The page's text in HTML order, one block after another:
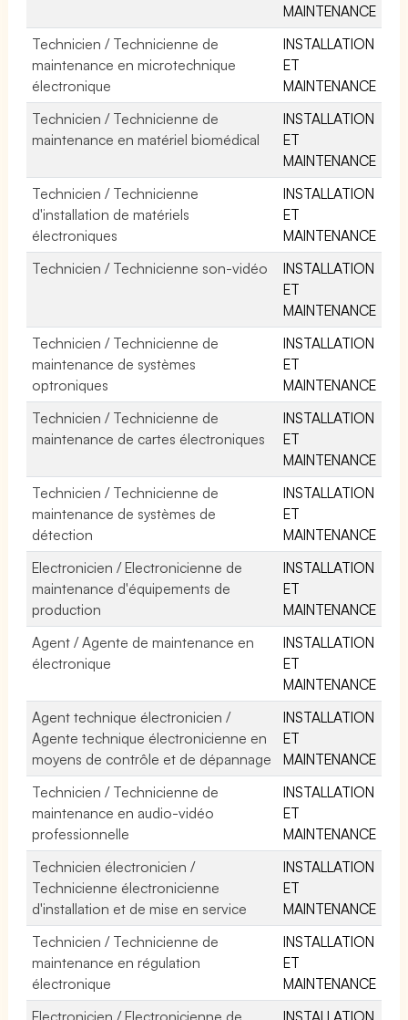
MAINTENANCE
Technicien / Technicienne de
maintenance en microtechnique
électronique
INSTALLATION
ET
MAINTENANCE
Technicien / Technicienne de
maintenance en matériel biomédical
INSTALLATION
ET
MAINTENANCE
Technicien / Technicienne
d'installation de matériels
électroniques
INSTALLATION
ET
MAINTENANCE
Technicien / Technicienne son-vidéo
INSTALLATION
ET
MAINTENANCE
Technicien / Technicienne de
maintenance de systèmes
optroniques
INSTALLATION
ET
MAINTENANCE
Technicien / Technicienne de
maintenance de cartes électroniques
INSTALLATION
ET
MAINTENANCE
Technicien / Technicienne de
maintenance de systèmes de
détection
INSTALLATION
ET
MAINTENANCE
Electronicien / Electronicienne de
maintenance d'équipements de
production
INSTALLATION
ET
MAINTENANCE
Agent / Agente de maintenance en
électronique
INSTALLATION
ET
MAINTENANCE
Agent technique électronicien /
Agente technique électronicienne en
moyens de contrôle et de dépannage
INSTALLATION
ET
MAINTENANCE
Technicien / Technicienne de
maintenance en audio-vidéo
professionnelle
INSTALLATION
ET
MAINTENANCE
Technicien électronicien /
Technicienne électronicienne
d'installation et de mise en service
INSTALLATION
ET
MAINTENANCE
Technicien / Technicienne de
maintenance en régulation
électronique
INSTALLATION
ET
MAINTENANCE
Electronicien / Electronicienne de
INSTALLATION